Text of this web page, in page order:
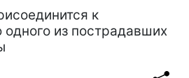
к
одного из пострадавших